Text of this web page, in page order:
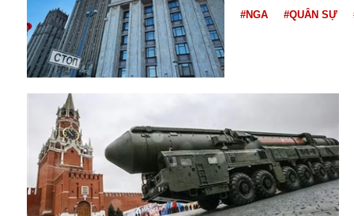
Chuyện lạ
Cuộc sống quanh ta
Casino
Chiến tranh thương mại
Chính trị Nga
Chợ Vòm
Cảnh sát
Cấm bay
Cao tốc
Canada
#NGA #QUÂN SỰ